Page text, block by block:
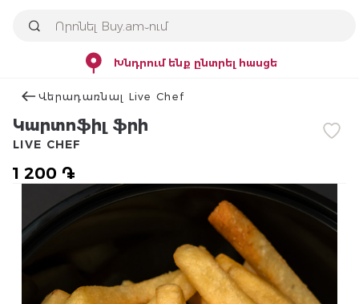
Խնդրում ենք ընտրել հասցե
Վերադառնալ Live Chef
Կարտոֆիլ ֆրի
1 200 ֏
LIVE CHEF